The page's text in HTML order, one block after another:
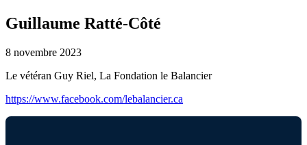
Guillaume Ratté-Côté
8 novembre 2023
Le vétéran Guy Riel, La Fondation le Balancier
https://www.facebook.com/lebalancier.ca